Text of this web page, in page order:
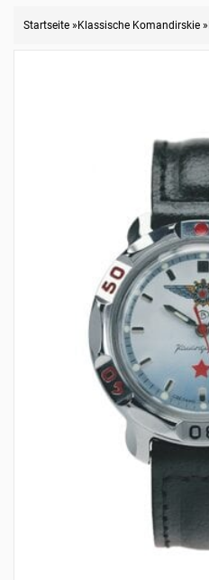
Startseite » Klassische Komandirskie »